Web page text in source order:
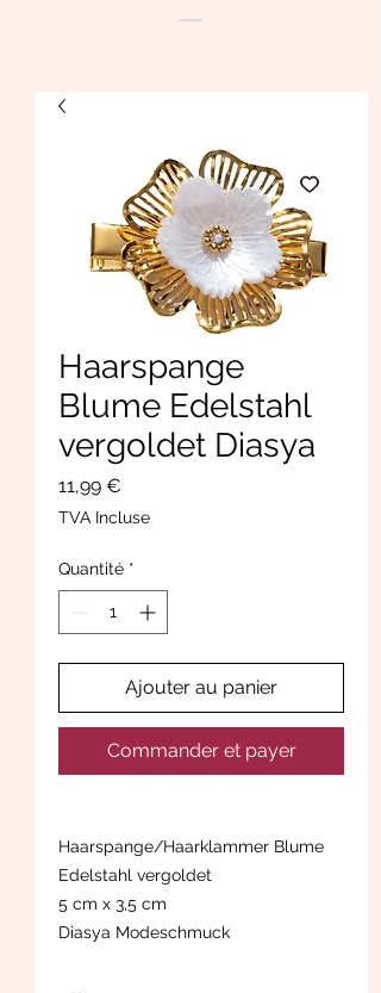
Haarspange
Blume Edelstahl
vergoldet Diasya
11,99 €
TVA Incluse
Quantité *
Ajouter au panier
Commander et payer
Haarspange/Haarklammer Blume
Edelstahl vergoldet
5 cm x 3,5 cm
Diasya Modeschmuck